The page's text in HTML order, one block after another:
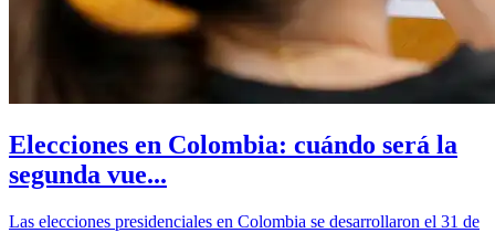
Elecciones en Colombia: cuándo será la
segunda vue...
Las elecciones presidenciales en Colombia se desarrollaron el 31 de